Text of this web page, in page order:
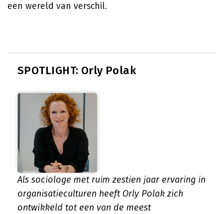
een wereld van verschil.
SPOTLIGHT: Orly Polak
Als sociologe met ruim zestien jaar ervaring in
organisatieculturen heeft Orly Polak zich
ontwikkeld tot een van de meest